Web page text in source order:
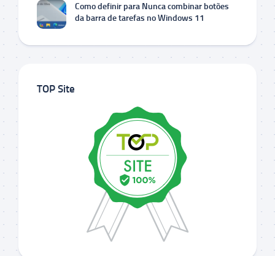
Como definir para Nunca combinar botões
da barra de tarefas no Windows 11
TOP Site